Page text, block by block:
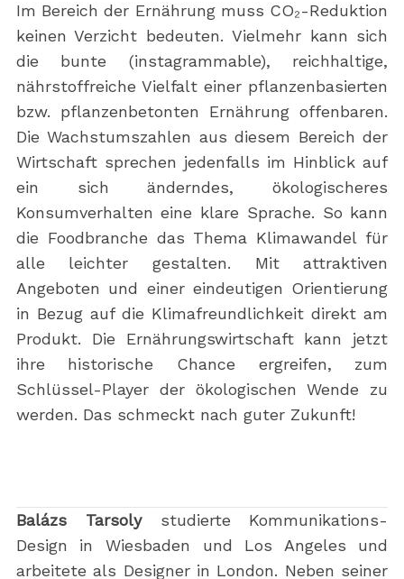
Im Bereich der Ernährung muss CO₂-Reduktion
keinen Verzicht bedeuten. Vielmehr kann sich
die bunte (instagrammable), reichhaltige,
nährstoffreiche Vielfalt einer pflanzenbasierten
bzw. pflanzenbetonten Ernährung offenbaren.
Die Wachstumszahlen aus diesem Bereich der
Wirtschaft sprechen jedenfalls im Hinblick auf
ein sich änderndes, ökologischeres
Konsumverhalten eine klare Sprache. So kann
die Foodbranche das Thema Klimawandel für
alle leichter gestalten. Mit attraktiven
Angeboten und einer eindeutigen Orientierung
in Bezug auf die Klimafreundlichkeit direkt am
Produkt. Die Ernährungswirtschaft kann jetzt
ihre historische Chance ergreifen, zum
Schlüssel-Player der ökologischen Wende zu
werden. Das schmeckt nach guter Zukunft!
Balázs Tarsolystudierte Kommunikations-
Design in Wiesbaden und Los Angeles und
arbeitete als Designer in London. Neben seiner